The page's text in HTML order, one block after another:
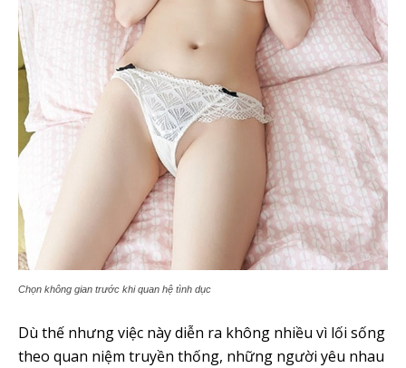
Chọn không gian trước khi quan hệ tình dục
Dù thế nhưng việc này diễn ra không nhiều vì lối sống
theo quan niệm truyền thống, những người yêu nhau